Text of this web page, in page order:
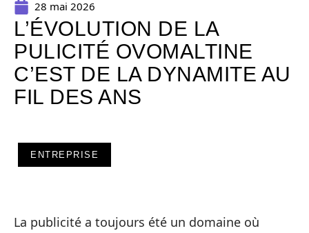
28 mai 2026
L’ÉVOLUTION DE LA
PULICITÉ OVOMALTINE
C’EST DE LA DYNAMITE AU
FIL DES ANS
ENTREPRISE
La publicité a toujours été un domaine où